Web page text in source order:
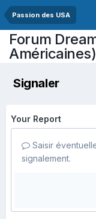
Passion des USA
Forum
Américaines)
Signaler
Your Report
Saisir
signalement.